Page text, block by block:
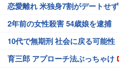
恋愛離れ 米独身7割がデートせず
2年前の女性殺害 54歳娘を逮捕
10代で無期刑 社会に戻る可能性
育三郎 アプローチ法ぶっちゃけ